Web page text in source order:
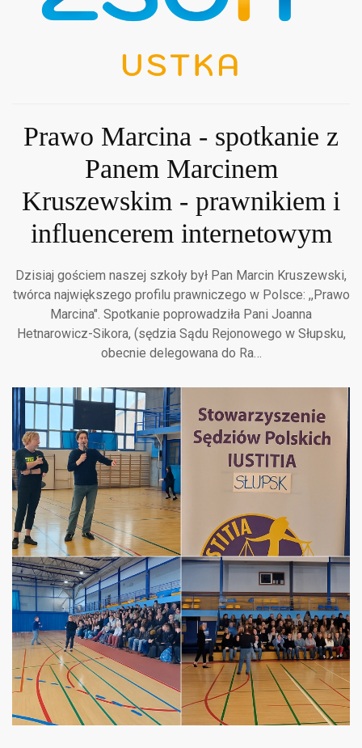
Prawo Marcina - spotkanie z
Panem Marcinem
Kruszewskim - prawnikiem i
influencerem internetowym
Dzisiaj gościem naszej szkoły był Pan Marcin Kruszewski,
twórca największego profilu prawniczego w Polsce: ,,Prawo
Marcina". Spotkanie poprowadziła Pani Joanna
Hetnarowicz-Sikora, (sędzia Sądu Rejonowego w Słupsku,
obecnie delegowana do Ra…